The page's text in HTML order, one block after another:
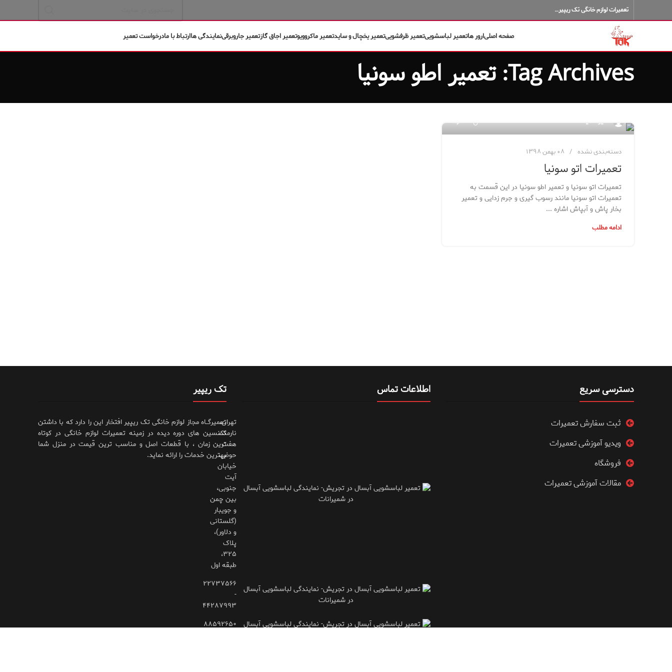
تعمیرات لوازم خانگی تک ریپیر…
صفحه اصلیارور هاتعمیر لباسشوییتعمیر ظرفشوییتعمیر یخچال و سایدتعمیر ماکروویوتعمیر اجاق گازتعمیر جاروبرقینمایندگی هاارتباط با مادرخواست تعمیر
Tag Archives: تعمیر اطو سونیا
مدیر سایت
دسته‌بندی نشده ۰۸ بهمن ۱۳۹۸
تعمیرات اتو سونیا
تعمیرات اتو سونیا و تعمیر اطو سونیا در این قسمت به
تعمیرات اتو سونیا مانند رسوب گیری و جرم زدایی و تعمیر
بخار پاش و آبپاش اشاره ...
ادامه مطلب
تک ریپیر
تعمیرگــاه مجاز لوازم خانگی تک ریپیر افتخار این را دارد که با داشتن
تکنسین های دوره دیده در زمینه تعمیرات لوازم خانگی در کوتاه
ترین زمان ، با قطعات اصل و مناسب ترین قیمت در منزل شما
بهترین خدمات را ارائه نماید.
اطلاعات تماس
تهران،
نارمک،
هفت
حوض،
خیابان
آیت
جنوبی،
بین چمن
و جویبار
(گلستانی
و دلاور)،
پلاک
۳۲۵،
طبقه اول
۲۲۷۳۷۵۶۶
-
۴۴۲۸۷۹۹۳
۸۸۵۹۲۶۵۰
دسترسی سریع
ثبت سفارش تعمیرات
ویدیو آموزشی تعمیرات
فروشگاه
مقالات آموزشی تعمیرات